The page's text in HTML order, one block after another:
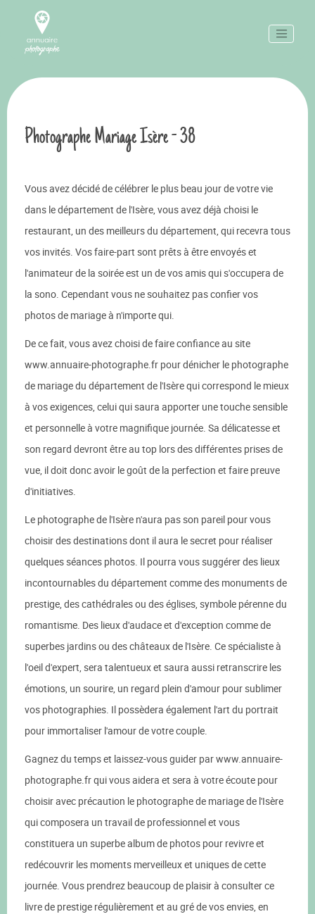
Photographe Mariage Isère - 38
Vous avez décidé de célébrer le plus beau jour de votre vie
dans le département de l'Isère, vous avez déjà choisi le
restaurant, un des meilleurs du département, qui recevra tous
vos invités. Vos faire-part sont prêts à être envoyés et
l'animateur de la soirée est un de vos amis qui s'occupera de
la sono. Cependant vous ne souhaitez pas confier vos
photos de mariage à n'importe qui.
De ce fait, vous avez choisi de faire confiance au site
www.annuaire-photographe.fr pour dénicher le photographe
de mariage du département de l'Isère qui correspond le mieux
à vos exigences, celui qui saura apporter une touche sensible
et personnelle à votre magnifique journée. Sa délicatesse et
son regard devront être au top lors des différentes prises de
vue, il doit donc avoir le goût de la perfection et faire preuve
d'initiatives.
Le photographe de l'Isère n'aura pas son pareil pour vous
choisir des destinations dont il aura le secret pour réaliser
quelques séances photos. Il pourra vous suggérer des lieux
incontournables du département comme des monuments de
prestige, des cathédrales ou des églises, symbole pérenne du
romantisme. Des lieux d'audace et d'exception comme de
superbes jardins ou des châteaux de l'Isère. Ce spécialiste à
l'oeil d'expert, sera talentueux et saura aussi retranscrire les
émotions, un sourire, un regard plein d'amour pour sublimer
vos photographies. Il possèdera également l'art du portrait
pour immortaliser l'amour de votre couple.
Gagnez du temps et laissez-vous guider par www.annuaire-
photographe.fr qui vous aidera et sera à votre écoute pour
choisir avec précaution le photographe de mariage de l'Isère
qui composera un travail de professionnel et vous
constituera un superbe album de photos pour revivre et
redécouvrir les moments merveilleux et uniques de cette
journée. Vous prendrez beaucoup de plaisir à consulter ce
livre de prestige régulièrement et au gré de vos envies, en